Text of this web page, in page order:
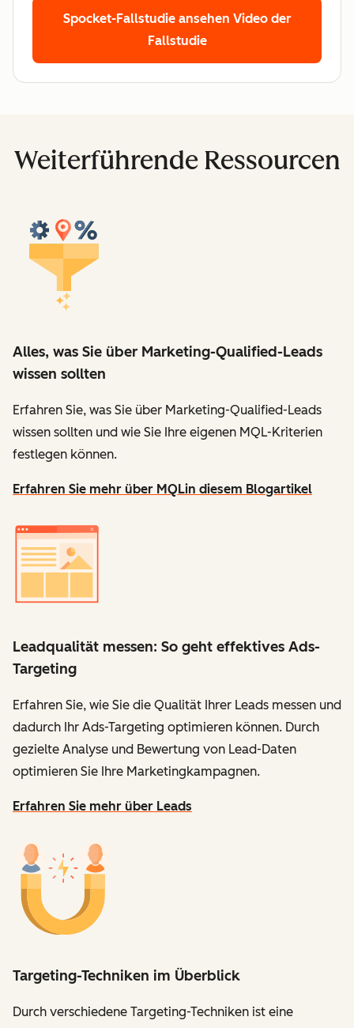
Spocket-Fallstudie ansehen Video der
Fallstudie
Weiterführende Ressourcen
Alles, was Sie über Marketing-Qualified-Leads
wissen sollten
Erfahren Sie, was Sie über Marketing-Qualified-Leads
wissen sollten und wie Sie Ihre eigenen MQL-Kriterien
festlegen können.
Erfahren Sie mehr über MQLin diesem Blogartikel
Leadqualität messen: So geht effektives Ads-
Targeting
Erfahren Sie, wie Sie die Qualität Ihrer Leads messen und
dadurch Ihr Ads-Targeting optimieren können. Durch
gezielte Analyse und Bewertung von Lead-Daten
optimieren Sie Ihre Marketingkampagnen.
Erfahren Sie mehr über Leads
Targeting-Techniken im Überblick
Durch verschiedene Targeting-Techniken ist eine